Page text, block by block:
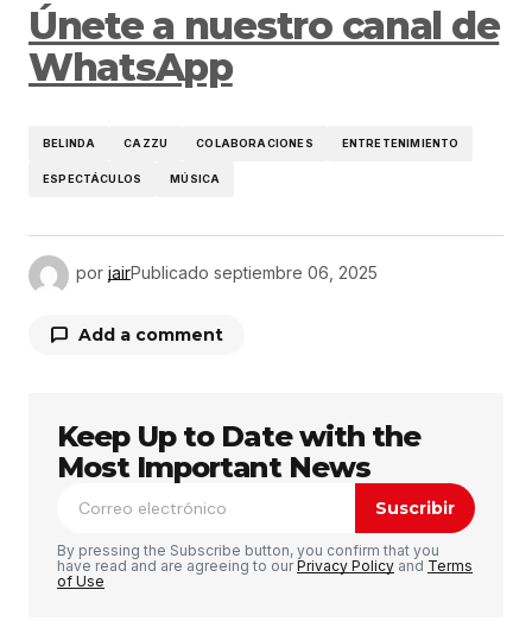
Únete a nuestro canal de
WhatsApp
BELINDA CAZZU COLABORACIONES ENTRETENIMIENTO
ESPECTÁCULOS MÚSICA
por jairPublicado septiembre 06, 2025
Add a comment
Tu dirección de correo electrónico no será
publicada. Los campos obligatorios están
marcados con*
Comentario *
Keep Up to Date with the
Most Important News
Suscribir
By pressing the Subscribe button, you confirm that you
have read and are agreeing to ourPrivacy Policy and Terms
of Use